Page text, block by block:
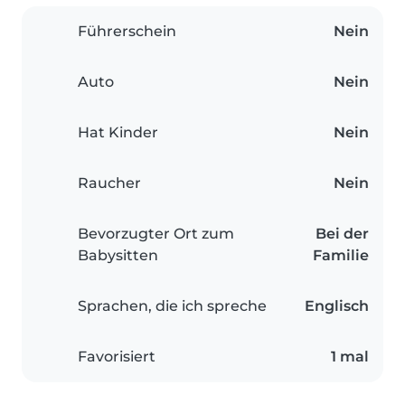
Führerschein Nein
Auto Nein
Hat Kinder Nein
Raucher Nein
Bevorzugter Ort zum
Babysitten
Bei der
Familie
Sprachen, die ich spreche Englisch
Favorisiert 1 mal